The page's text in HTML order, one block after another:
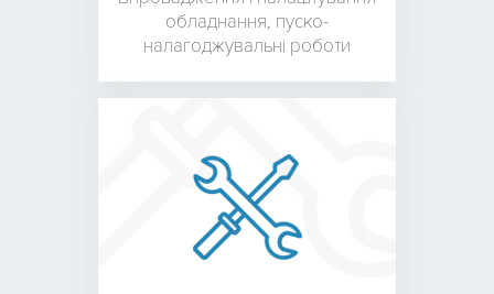
обладнання, пуско-
налагоджувальні роботи